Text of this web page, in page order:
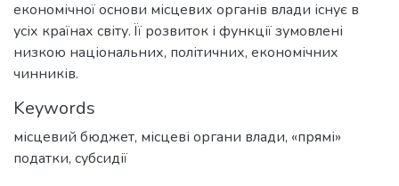
економічної основи місцевих органів влади існує в
усіх країнах світу. Її розвиток і функції зумовлені
низкою національних, політичних, економічних
чинників.
Keywords
місцевий бюджет, місцеві органи влади, «прямі»
податки, субсидії